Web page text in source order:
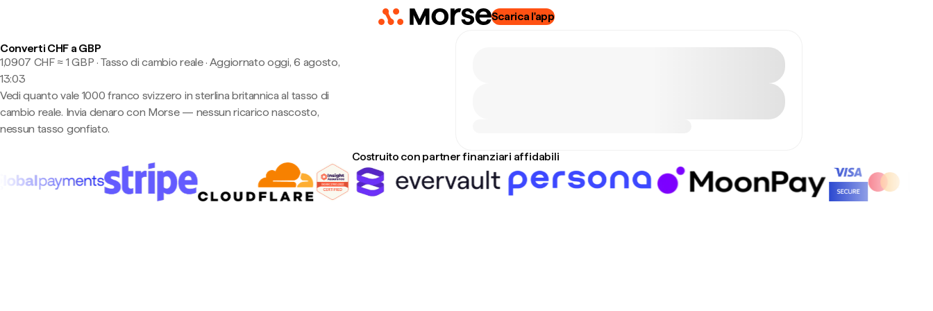
Scarica l'app
Converti CHF a GBP
1,0907 CHF ≈ 1 GBP · Tasso di cambio reale· Aggiornato oggi, 6 agosto,
13:03
Vedi quanto vale 1000 franco svizzero in sterlina britannica al tasso di
cambio reale. Invia denaro con Morse — nessun ricarico nascosto,
nessun tasso gonfiato.
Costruito con partner finanziari affidabili